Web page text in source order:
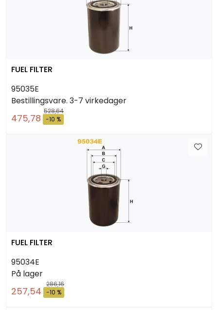
FUEL FILTER
95035E
Bestillingsvare. 3-7 virkedager
528,64
475,78 -10 %
FUEL FILTER
95034E
På lager
286,16
257,54 -10 %